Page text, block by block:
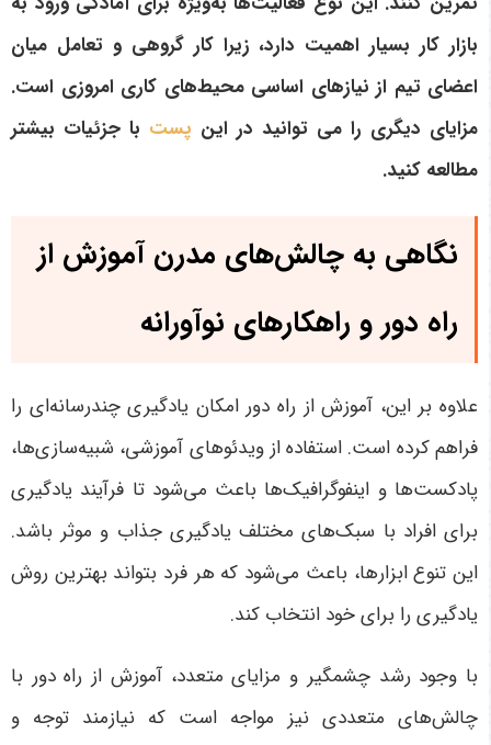
بازار کار بسیار اهمیت دارد، زیرا کار گروهی و تعامل میان
اعضای تیم از نیازهای اساسی محیط‌های کاری امروزی است.
مزایای دیگری را می توانید در این پست با جزئیات بیشتر
مطالعه کنید.
نگاهی به چالش‌های مدرن آموزش از
راه دور و راهکارهای نوآورانه
علاوه بر این، آموزش از راه دور امکان یادگیری چندرسانه‌ای را
فراهم کرده است. استفاده از ویدئوهای آموزشی، شبیه‌سازی‌ها،
پادکست‌ها و اینفوگرافیک‌ها باعث می‌شود تا فرآیند یادگیری
برای افراد با سبک‌های مختلف یادگیری جذاب و موثر باشد.
این تنوع ابزارها، باعث می‌شود که هر فرد بتواند بهترین روش
یادگیری را برای خود انتخاب کند.
با وجود رشد چشمگیر و مزایای متعدد، آموزش از راه دور با
چالش‌های متعددی نیز مواجه است که نیازمند توجه و